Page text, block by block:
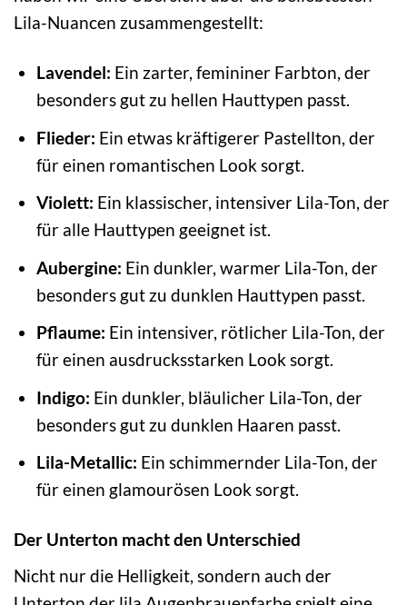
Lila-Nuancen zusammengestellt:
Lavendel: Ein zarter, femininer Farbton, der
besonders gut zu hellen Hauttypen passt.
Flieder: Ein etwas kräftigerer Pastellton, der
für einen romantischen Look sorgt.
Violett: Ein klassischer, intensiver Lila-Ton, der
für alle Hauttypen geeignet ist.
Aubergine: Ein dunkler, warmer Lila-Ton, der
besonders gut zu dunklen Hauttypen passt.
Pflaume: Ein intensiver, rötlicher Lila-Ton, der
für einen ausdrucksstarken Look sorgt.
Indigo: Ein dunkler, bläulicher Lila-Ton, der
besonders gut zu dunklen Haaren passt.
Lila-Metallic: Ein schimmernder Lila-Ton, der
für einen glamourösen Look sorgt.
Der Unterton macht den Unterschied
Nicht nur die Helligkeit, sondern auch der